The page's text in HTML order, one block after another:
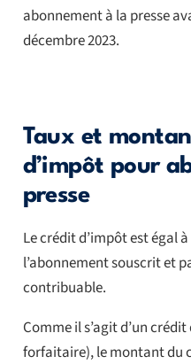
abonnement à la presse
décembre 2023.
Taux et
d’impôt pour
presse
Le crédit d’impôt est égal
l’abonnement souscrit et
contribuable.
Comme il s’agit d’un
forfaitaire), le montant du